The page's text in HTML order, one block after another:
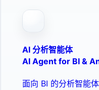
AI 分析智能体
AI Agent for BI &
面向 BI 的分析智能